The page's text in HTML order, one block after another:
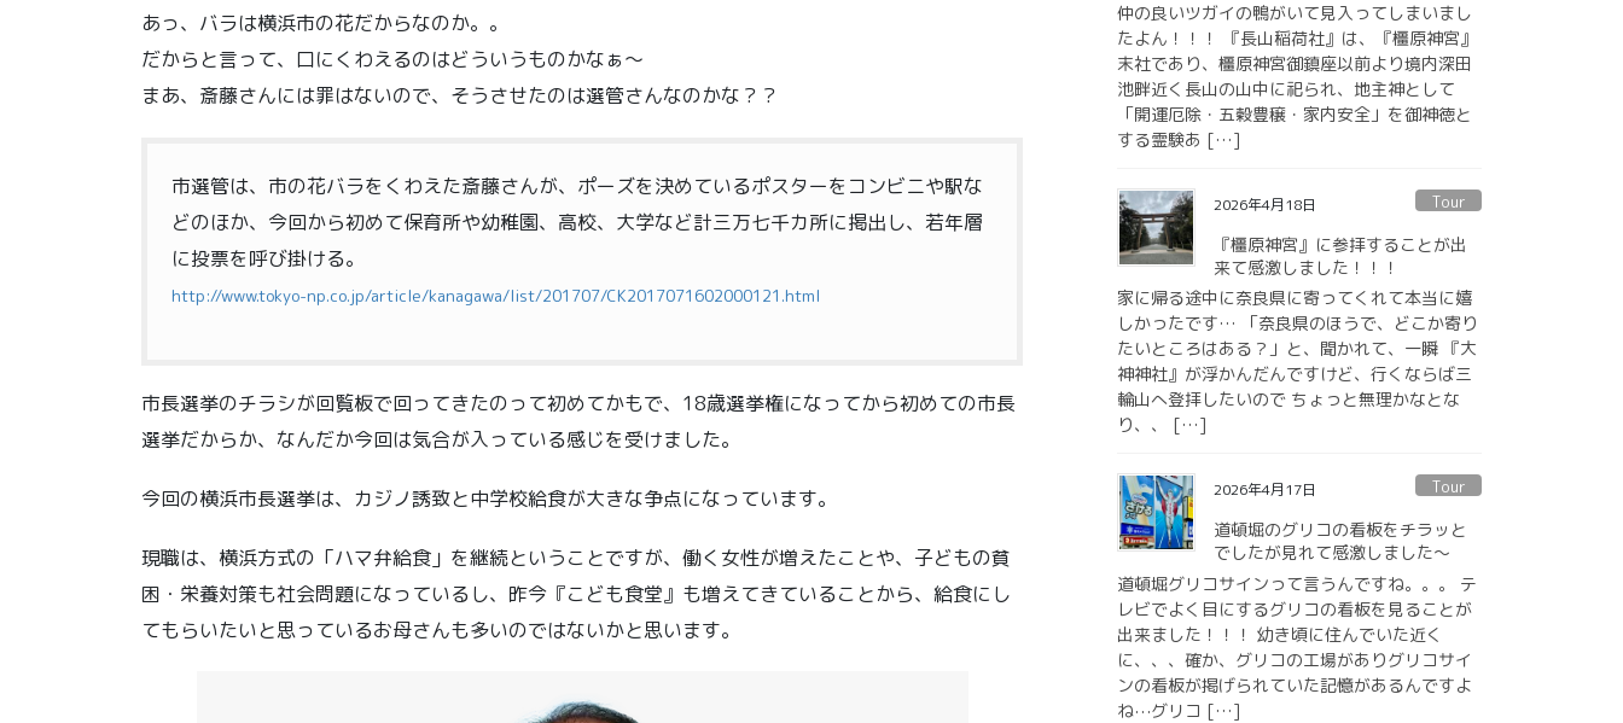
あっ、バラは横浜市の花だからなのか。。
だからと言って、口にくわえるのはどういうものかなぁ〜
まあ、斎藤さんには罪はないので、そうさせたのは選管さんなのかな？？
市選管は、市の花バラをくわえた斎藤さんが、ポーズを決めているポスターをコンビニや駅な
どのほか、今回から初めて保育所や幼稚園、高校、大学など計三万七千カ所に掲出し、若年層
に投票を呼び掛ける。
http://www.tokyo-np.co.jp/article/kanagawa/list/201707/CK2017071602000121.html
市長選挙のチラシが回覧板で回ってきたのって初めてかもで、18歳選挙権になってから初めての市長
選挙だからか、なんだか今回は気合が入っている感じを受けました。
今回の横浜市長選挙は、カジノ誘致と中学校給食が大きな争点になっています。
現職は、横浜方式の「ハマ弁給食」を継続ということですが、働く女性が増えたことや、子どもの貧
困・栄養対策も社会問題になっているし、昨今『こども食堂』も増えてきていることから、給食にし
てもらいたいと思っているお母さんも多いのではないかと思います。
仲の良いツガイの鴨がいて見入ってしまいまし
たよん！！！ 『長山稲荷社』は、『橿原神宮』
末社であり、橿原神宮御鎮座以前より境内深田
池畔近く長山の山中に祀られ、地主神として
「開運厄除・五穀豊穣・家内安全」を御神徳と
する霊験あ […]
2026年4月18日 Tour
『橿原神宮』に参拝することが出
来て感激しました！！！
家に帰る途中に奈良県に寄ってくれて本当に嬉
しかったです… 「奈良県のほうで、どこか寄り
たいところはある？」と、聞かれて、一瞬 『大
神神社』が浮かんだんですけど、行くならば三
輪山へ登拝したいので ちょっと無理かなとな
り、、 […]
2026年4月17日 Tour
道頓堀のグリコの看板をチラッと
でしたが見れて感激しました〜
道頓堀グリコサインって言うんですね。。。 テ
レビでよく目にするグリコの看板を見ることが
出来ました！！！ 幼き頃に住んでいた近く
に、、、確か、グリコの工場がありグリコサイ
ンの看板が掲げられていた記憶があるんですよ
ね⋯グリコ […]